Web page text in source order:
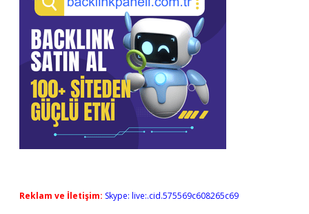
Reklam ve İletişim: Skype: live:.cid.575569c608265c69